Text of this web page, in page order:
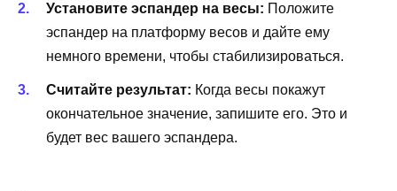
Установите эспандер на весы: Положите
эспандер на платформу весов и дайте ему
немного времени, чтобы стабилизироваться.
Считайте результат: Когда весы покажут
окончательное значение, запишите его. Это и
будет вес вашего эспандера.